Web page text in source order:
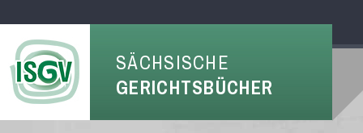
SÄCHSISCHE
GERICHTSBÜCHER